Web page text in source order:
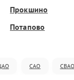
Прокшино
Потапово
САО СВАО